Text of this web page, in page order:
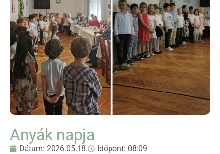
Anyák napja
Dátum: 2026.05.18. Időpont: 08:09